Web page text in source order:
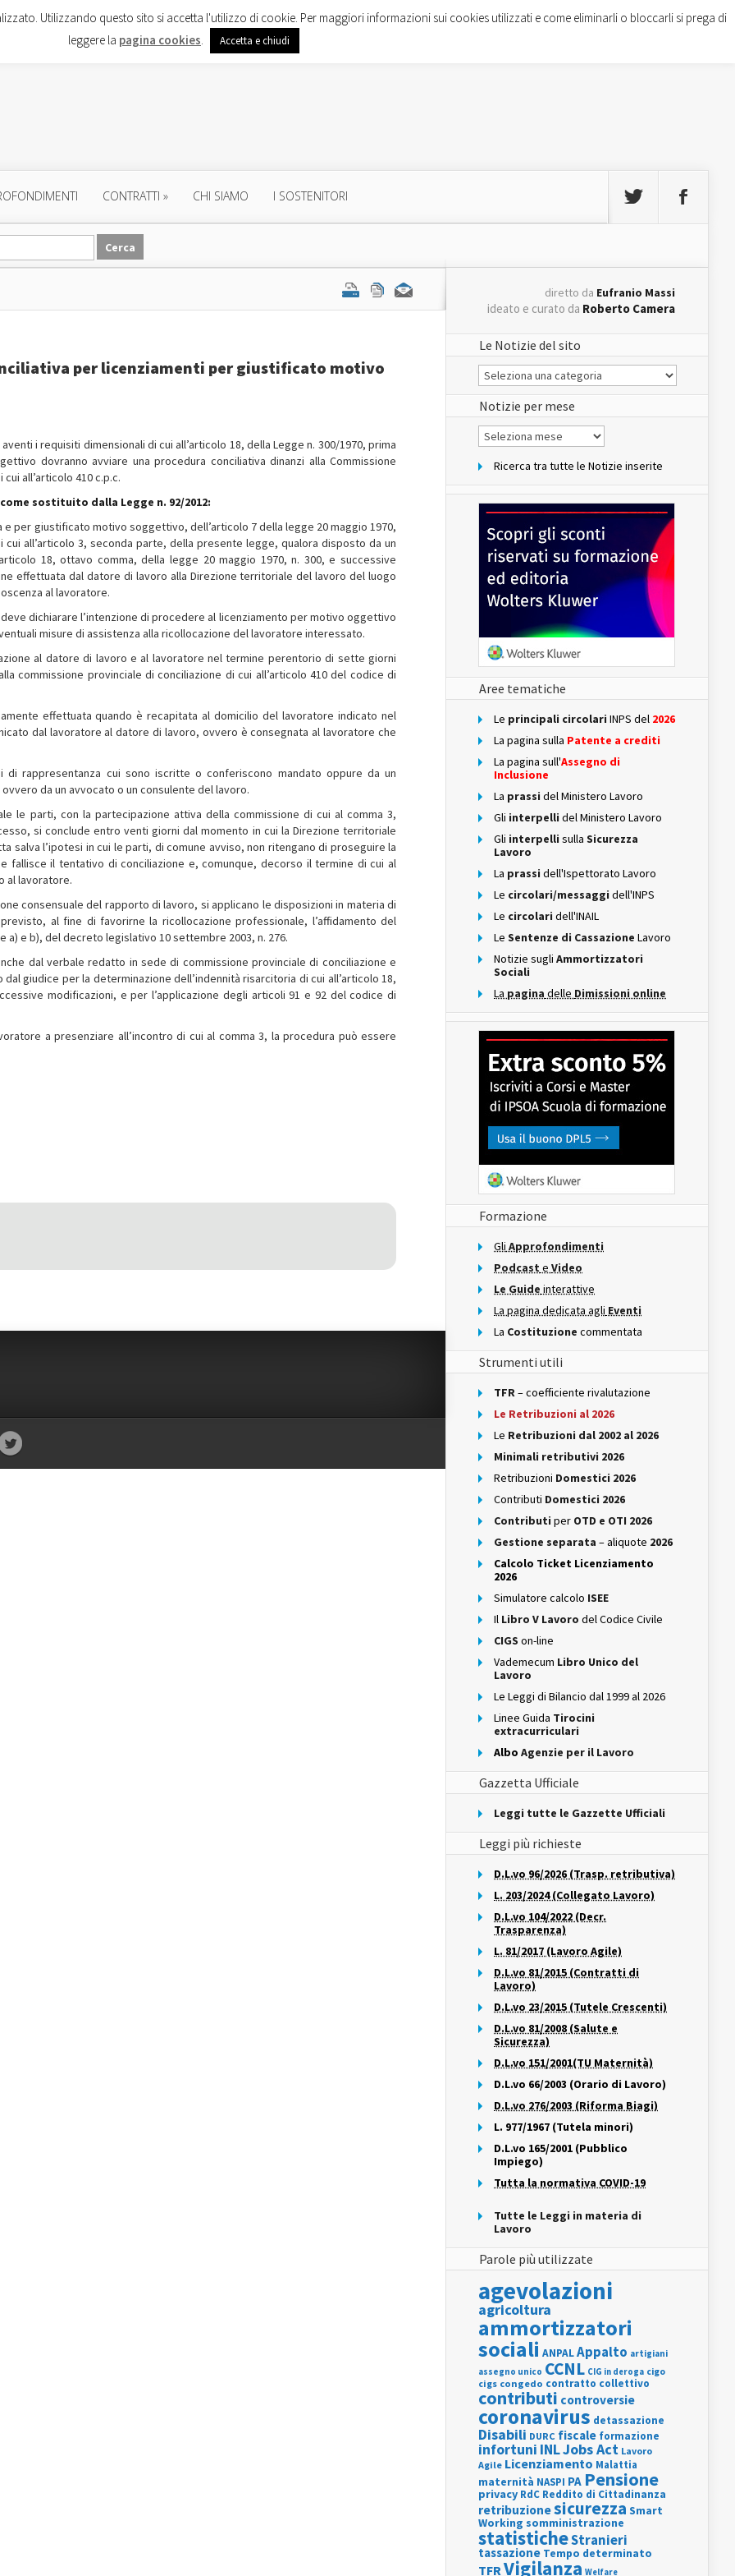
CONTRATTI » CHI SIAMO I SOSTENITORI
per licenziamenti per giustificato motivo
i requisiti dimensionali di cui all’articolo 18, della Legge n. 300/1970, prima
dovranno avviare una procedura conciliativa dinanzi alla Commissione
all’articolo 410 c.p.c.
come sostituito dalla Legge n. 92/2012:
e per giustificato motivo soggettivo, dell’articolo 7 della legge 20 maggio 1970,
all’articolo 3, seconda parte, della presente legge, qualora disposto da un
18, ottavo comma, della legge 20 maggio 1970, n. 300, e successive
effettuata dal datore di lavoro alla Direzione territoriale del lavoro del luogo
al lavoratore.
dichiarare l’intenzione di procedere al licenziamento per motivo oggettivo
misure di assistenza alla ricollocazione del lavoratore interessato.
al datore di lavoro e al lavoratore nel termine perentorio di sette giorni
commissione provinciale di conciliazione di cui all’articolo 410 del codice di
effettuata quando è recapitata al domicilio del lavoratore indicato nel
dal lavoratore al datore di lavoro, ovvero è consegnata al lavoratore che
rappresentanza cui sono iscritte o conferiscono mandato oppure da un
da un avvocato o un consulente del lavoro.
le parti, con la partecipazione attiva della commissione di cui al comma 3,
si conclude entro venti giorni dal momento in cui la Direzione territoriale
salva l’ipotesi in cui le parti, di comune avviso, non ritengano di proseguire la
fallisce il tentativo di conciliazione e, comunque, decorso il termine di cui al
al lavoratore.
consensuale del rapporto di lavoro, si applicano le disposizioni in materia di
al fine di favorirne la ricollocazione professionale, l’affidamento del
a) e b), del decreto legislativo 10 settembre 2003, n. 276.
dal verbale redatto in sede di commissione provinciale di conciliazione e
giudice per la determinazione dell’indennità risarcitoria di cui all’articolo 18,
modificazioni, e per l’applicazione degli articoli 91 e 92 del codice di
a presenziare all’incontro di cui al comma 3, la procedura può essere
diretto da Eufranio Massi
ideato e curato da Roberto Camera
Le Notizie del sito
Le
Notizie
del
sito
Notizie per mese
Notizie
per
Ricerca tra tutte le Notizie inserite
Aree tematiche
Le principali circolari INPS del 2026
La pagina sulla Patente a crediti
La pagina sull'Assegno di
Inclusione
La prassi del Ministero Lavoro
Gli interpelli del Ministero Lavoro
Gli interpelli sulla Sicurezza
Lavoro
La prassi dell'Ispettorato Lavoro
Le circolari/messaggi dell'INPS
Le circolari dell'INAIL
Le Sentenze di Cassazione Lavoro
Notizie sugli Ammortizzatori
Sociali
La pagina delle Dimissioni online
Formazione
Gli Approfondimenti
Podcast e Video
Le Guide interattive
La pagina dedicata agli Eventi
La Costituzione commentata
Strumenti utili
TFR– coefficiente rivalutazione
Le Retribuzioni al 2026
Le Retribuzioni dal 2002 al 2026
Minimali retributivi 2026
Retribuzioni Domestici 2026
Contributi Domestici 2026
Contributi per OTD e OTI 2026
Gestione separata – aliquote 2026
Calcolo Ticket Licenziamento
2026
Simulatore calcolo ISEE
Il Libro V Lavoro del Codice Civile
CIGS on-line
Vademecum Libro Unico del
Lavoro
Le Leggi di Bilancio dal 1999 al 2026
Linee Guida Tirocini
extracurriculari
Albo Agenzie per il Lavoro
Gazzetta Ufficiale
Leggi tutte le Gazzette Ufficiali
Leggi più richieste
D.L.vo 96/2026 (Trasp. retributiva)
L. 203/2024 (Collegato Lavoro)
D.L.vo 104/2022 (Decr.
Trasparenza)
L. 81/2017 (Lavoro Agile)
D.L.vo 81/2015 (Contratti di
Lavoro)
D.L.vo 23/2015 (Tutele Crescenti)
D.L.vo 81/2008 (Salute e
Sicurezza)
D.L.vo 151/2001(TU Maternità)
D.L.vo 66/2003 (Orario di Lavoro)
D.L.vo 276/2003 (Riforma Biagi)
L. 977/1967 (Tutela minori)
D.L.vo 165/2001 (Pubblico
Impiego)
Tutta la normativa COVID-19
Tutte le Leggi in materia di
Lavoro
Parole più utilizzate
agevolazioni
agricoltura
ammortizzatori
sociali ANPALAppalto artigiani
assegno unico CCNL CIG in deroga cigo
cigs congedo contratto collettivo
contributi controversie
coronavirus detassazione
Disabili DURC fiscale formazione
infortuni INLJobs Act Lavoro
Agile Licenziamento Malattia
maternità NASPI PA Pensione
privacy RdC Reddito di Cittadinanza
retribuzionesicurezza Smart
Working somministrazione
statisticheStranieri
tassazione Tempo determinato
TFRVigilanza Welfare
Utilizzando questo sito si accetta l'utilizzo di cookie. Per maggiori informazioni sui cookies utilizzati e come eliminarli o bloccarli si prega di
leggere la pagina cookies. Accetta e chiudi